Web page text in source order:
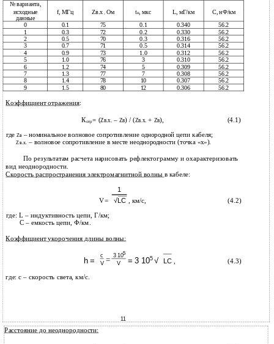
№ варианта,
исходные
f, МГц Zв.х , Ом tи, мкс L, мГ/км С, нФ/км
данные
0 0.1 75 0.1 0.340
56.2
1
0.3 72 0.2 0.330
56.2
2
0.5 70 0.3 0.316
56.2
3
0.7 71 0.5 0.314 56.2
4 0.9 73 1.0 0.312 56.2
5 1.0 76 3 0.310
56.2
6
1.2 74 5 0.309
56.2
7
1.3 77 7 0.308
56.2
8
1.4 78 10 0.307 56.2
9 1.5 80 12 0.306 56.2
Коэффициент отражения:
Котр= (Zв.х. – Zв) / (Zв.х.+ Zв), (4.1)
где Zв – номинальное волновое сопротивление однородной цепи кабеля;
Zв.х.– волновое сопротивление в месте неоднородности (точка «х»).
По результатам расчета нарисовать рефлектограмму и охарактеризовать
вид неоднородности.
Скорость распространения электромагнитной волны в кабеле:
V=
1
, км/с,
(4.2)
√LC
где: L – индуктивность цепи, Г/км;
С – емкость цепи, Ф/км.
Коэффициент укорочения длины волны:
c 3 105
= 3 105 √
h = = LC (4.3)
V V
где: с – скорость света, км/с.
11
Расстояние до неоднородности: